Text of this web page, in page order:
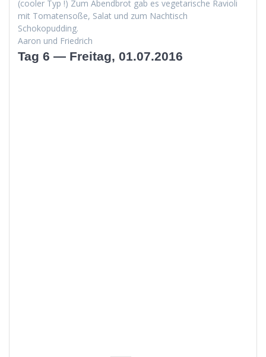
(cool­er Typ !) Zum Abend­brot gab es veg­e­tarische Ravi­o­li
mit Tomaten­soße, Salat und zum Nachtisch
Schokopudding.
Aaron und Friedrich
Tag 6 — Freitag, 01.07.2016